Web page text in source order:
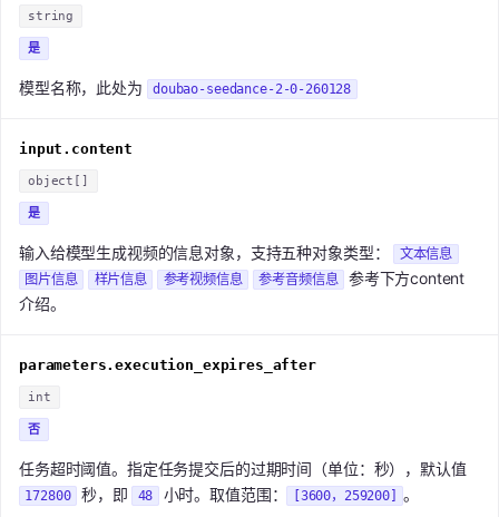
string
是
模型名称，此处为 doubao-seedance-2-0-260128
input.content
object[]
是
输入给模型生成视频的信息对象，支持五种对象类型：
文本信息
图片信息
样片信息 参考视频信息 参考音频信息
参考下方content
介绍。
parameters.execution_expires_after
int
否
任务超时阈值。指定任务提交后的过期时间（单位：秒），默认值
172800 秒，即 48 小时。取值范围： [3600，259200] 。